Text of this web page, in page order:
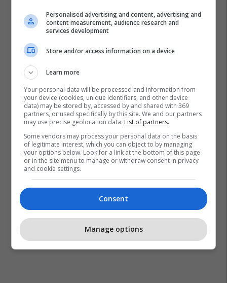
Personalised advertising and content, advertising and
content measurement, audience research and
services development
Store and/or access information on a device
Learn more
Your personal data will be processed and information from
your device (cookies, unique identifiers, and other device
data) may be stored by, accessed by and shared with 369
partners, or used specifically by this site. We and our partners
may use precise geolocation data. List of partners.
Some vendors may process your personal data on the basis
of legitimate interest, which you can object to by managing
your options below. Look for a link at the bottom of this page
or in the site menu to manage or withdraw consent in privacy
and cookie settings.
Consent
Manage options